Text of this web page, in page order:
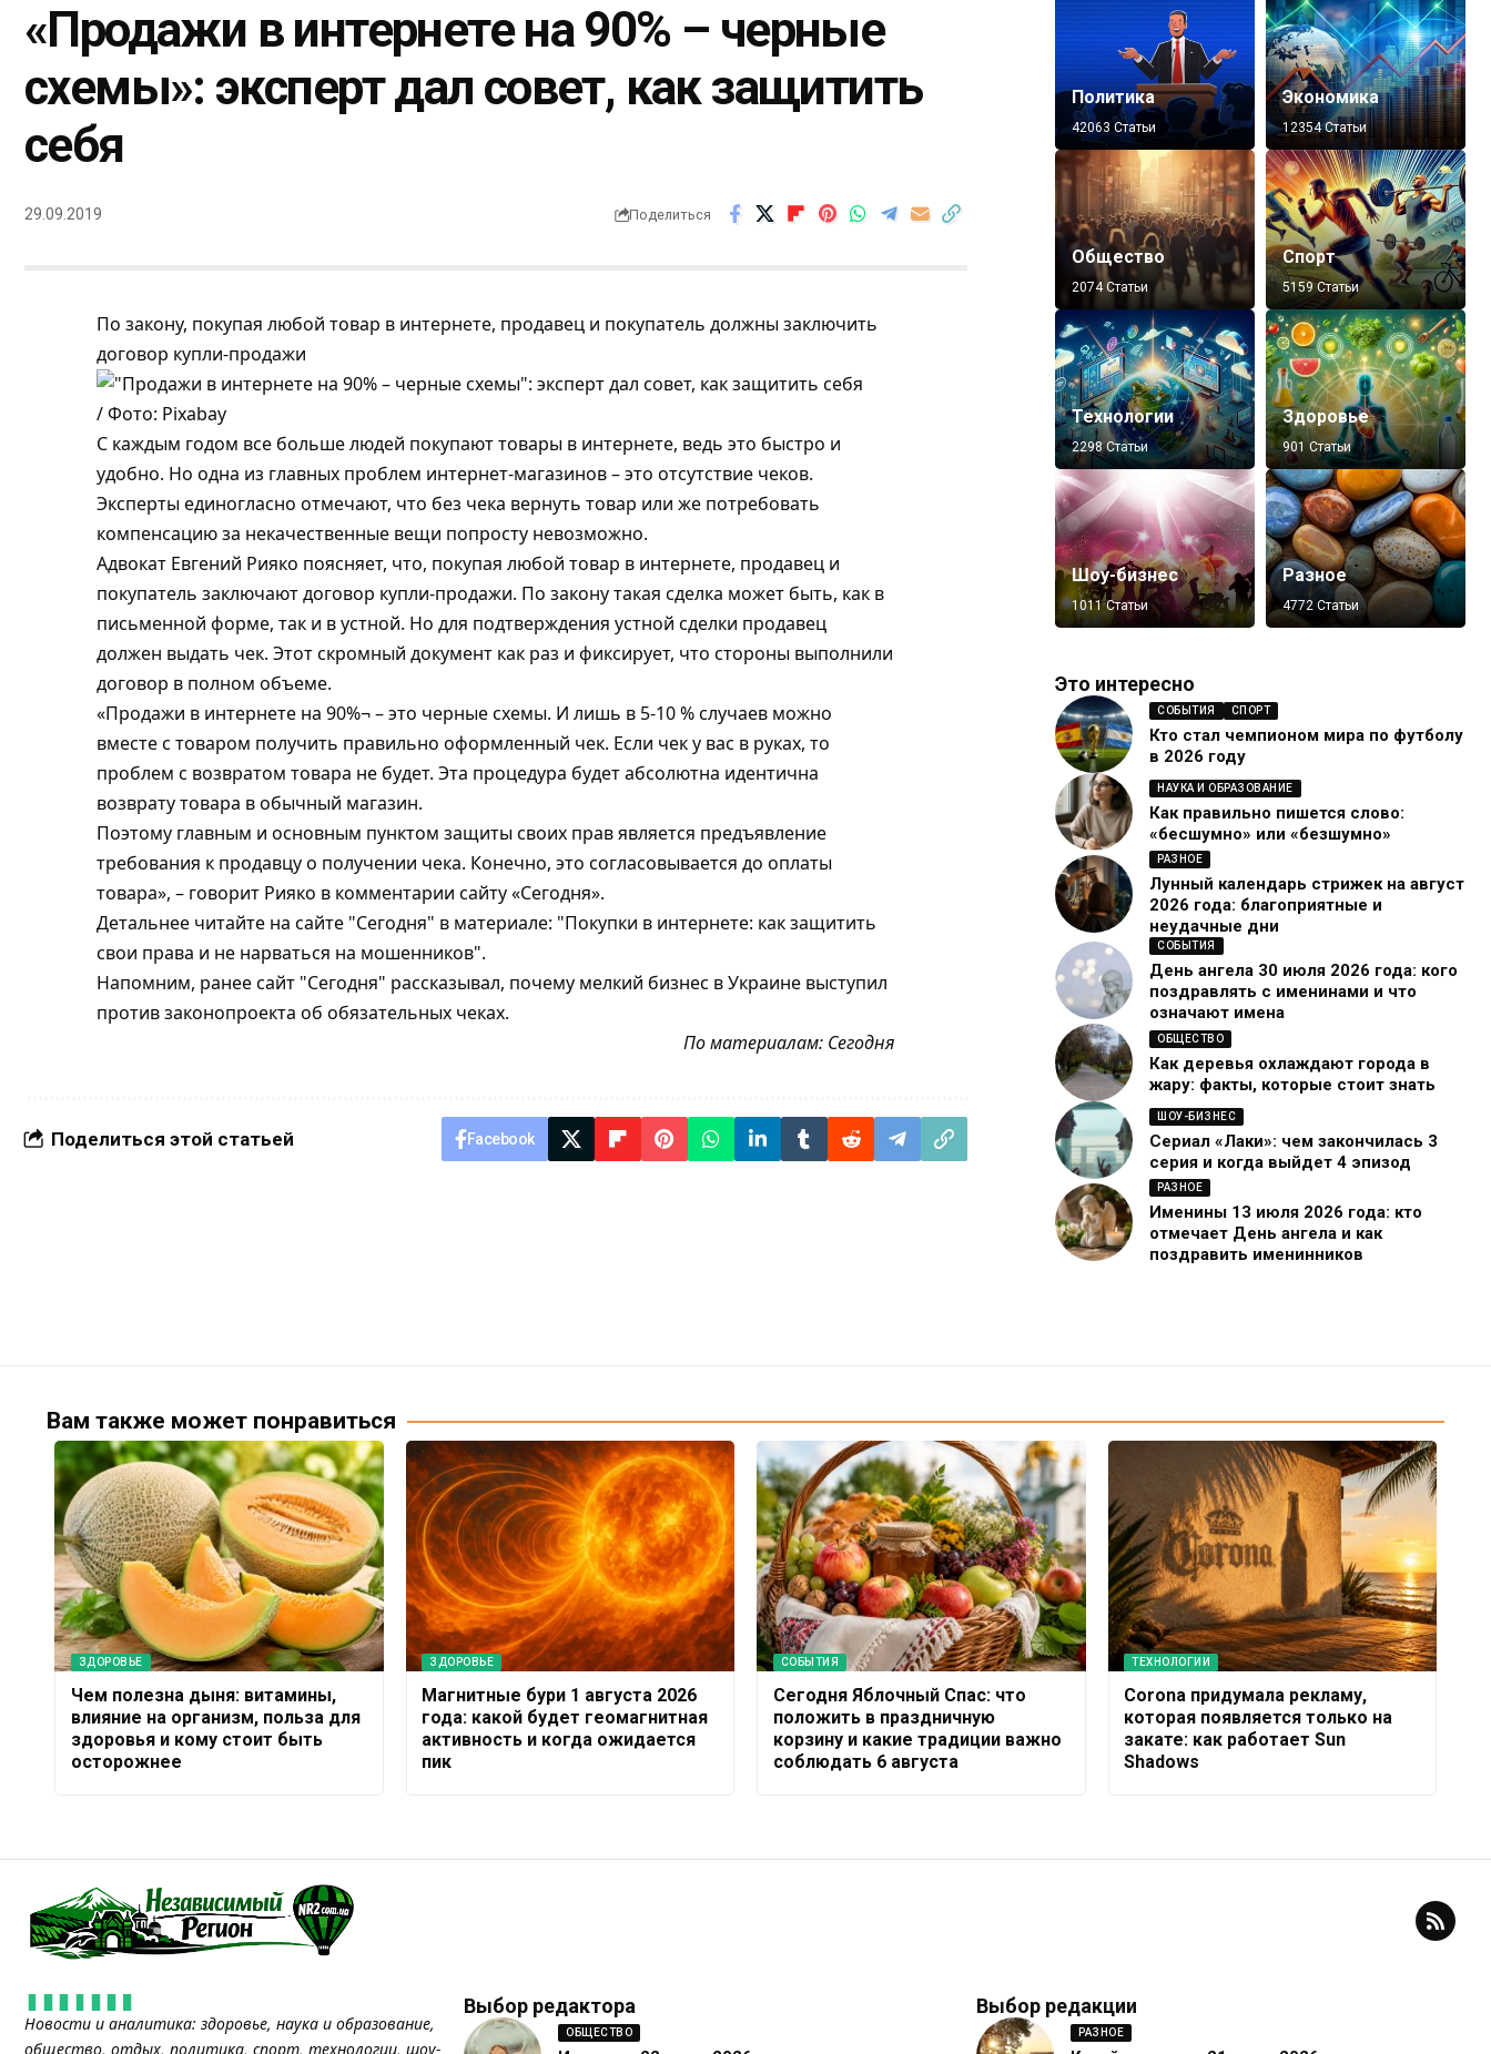
«Продажи в интернете на 90% – черные
схемы»: эксперт дал совет, как защитить
себя
29.09.2019 Поделиться
По закону, покупая любой товар в интернете, продавец и покупатель должны заключить
договор купли-продажи
/ Фото: Pixabay
С каждым годом все больше людей покупают товары в интернете, ведь это быстро и
удобно. Но одна из главных проблем интернет-магазинов – это отсутствие чеков.
Эксперты единогласно отмечают, что без чека вернуть товар или же потребовать
компенсацию за некачественные вещи попросту невозможно.
Адвокат Евгений Рияко поясняет, что, покупая любой товар в интернете, продавец и
покупатель заключают договор купли-продажи. По закону такая сделка может быть, как в
письменной форме, так и в устной. Но для подтверждения устной сделки продавец
должен выдать чек. Этот скромный документ как раз и фиксирует, что стороны выполнили
договор в полном объеме.
«Продажи в интернете на 90%¬ – это черные схемы. И лишь в 5-10 % случаев можно
вместе с товаром получить правильно оформленный чек. Если чек у вас в руках, то
проблем с возвратом товара не будет. Эта процедура будет абсолютна идентична
возврату товара в обычный магазин.
Поэтому главным и основным пунктом защиты своих прав является предъявление
требования к продавцу о получении чека. Конечно, это согласовывается до оплаты
товара», – говорит Рияко в комментарии сайту «Сегодня».
Детальнее читайте на сайте "Сегодня" в материале: "Покупки в интернете: как защитить
свои права и не нарваться на мошенников".
Напомним, ранее сайт "Сегодня" рассказывал, почему мелкий бизнес в Украине выступил
против законопроекта об обязательных чеках.
По материалам: Сегодня
Поделиться этой статьей Facebook
Политика
42063 Статьи
Экономика
12354 Статьи
Общество
2074 Статьи
Спорт
5159 Статьи
Технологии
2298 Статьи
Здоровье
901 Статьи
Шоу-бизнес
1011 Статьи
Разное
4772 Статьи
Это интересно
СОБЫТИЯ СПОРТ
Кто стал чемпионом мира по футболу
в 2026 году
НАУКА И ОБРАЗОВАНИЕ
Как правильно пишется слово:
«бесшумно» или «безшумно»
РАЗНОЕ
Лунный календарь стрижек на август
2026 года: благоприятные и
неудачные дни
СОБЫТИЯ
День ангела 30 июля 2026 года: кого
поздравлять с именинами и что
означают имена
ОБЩЕСТВО
Как деревья охлаждают города в
жару: факты, которые стоит знать
ШОУ-БИЗНЕС
Сериал «Лаки»: чем закончилась 3
серия и когда выйдет 4 эпизод
РАЗНОЕ
Именины 13 июля 2026 года: кто
отмечает День ангела и как
поздравить именинников
Вам также может понравиться
ЗДОРОВЬЕ
Чем полезна дыня: витамины,
влияние на организм, польза для
здоровья и кому стоит быть
осторожнее
ЗДОРОВЬЕ
Магнитные бури 1 августа 2026
года: какой будет геомагнитная
активность и когда ожидается
пик
СОБЫТИЯ
Сегодня Яблочный Спас: что
положить в праздничную
корзину и какие традиции важно
соблюдать 6 августа
ТЕХНОЛОГИИ
Corona придумала рекламу,
которая появляется только на
закате: как работает Sun
Shadows
Новости и аналитика: здоровье, наука и образование,
общество, отдых, политика, спорт, технологии, шоу-
Выбор редактора
ОБЩЕСТВО
Выбор редакции
РАЗНОЕ